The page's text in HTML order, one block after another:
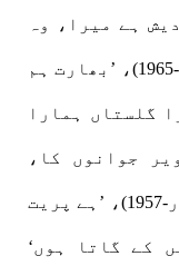
ہے میرا، وہ
بھارت دیش ہے میرا‘ (سکندر اعظم-1965)، ’بھارت ہم
گلستاں ہمارا
ہے ویر جوانوں کا،
البیلوں کا مستانوں کا‘ (نیا دور-1957)، ’ہے پریت
کے گاتا ہوں‘